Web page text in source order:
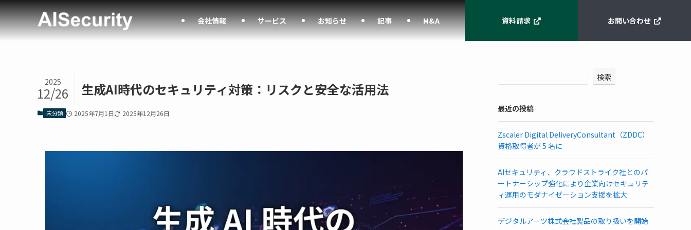
会社情報 サービス お知らせ 記事 M&A 資料請求 お問い合わせ
生成AI時代のセキュリティ対策：リスクと安全な活用法
2025
12/26
未分類 2025年7月1日 2025年12月26日
検索
最近の投稿
Zscaler Digital DeliveryConsultant（ZDDC）
資格取得者が 5 名に
AIセキュリティ、クラウドストライク社とのパ
ートナーシップ強化により企業向けセキュリテ
ィ運用のモダナイゼーション支援を拡大
デジタルアーツ株式会社製品の取り扱いを開始